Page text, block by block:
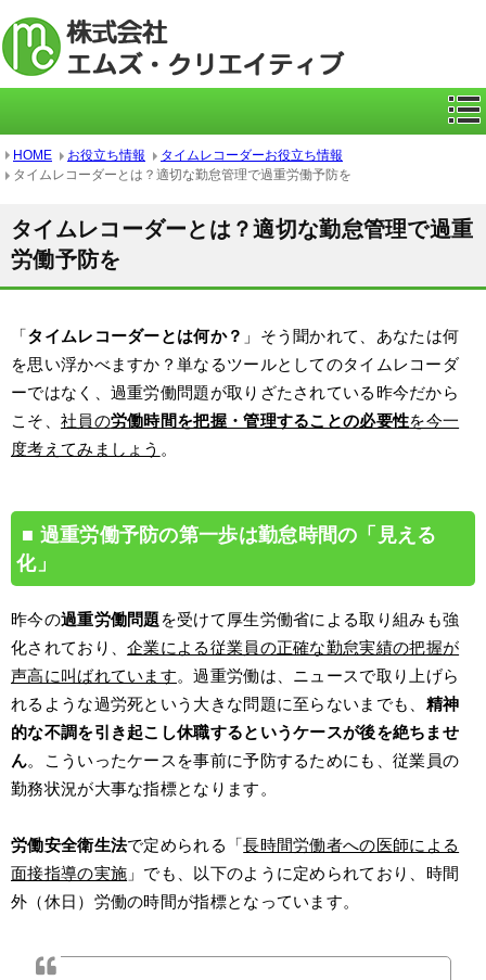
HOME お役立ち情報
タイムレコーダーお役立ち情報
タイムレコーダーとは？適切な勤怠管理で過重労働予防を
タイムレコーダーとは？適切な勤怠管理で過重
労働予防を
「タイムレコーダーとは何か？ 」そう聞かれて、あなたは何
を思い浮かべますか？単なるツールとしてのタイムレコーダ
ーではなく、過重労働問題が取りざたされている昨今だから
こそ、 社員の労働時間を把握・管理することの必要性を今一
度考えてみましょう 。
過重労働予防の第一歩は勤怠時間の「見える
化」
昨今の過重労働問題 を受けて厚生労働省による取り組みも強
化されており、企業による従業員の正確な勤怠実績の把握が
声高に叫ばれています。過重労働は、ニュースで取り上げら
れるような過労死という大きな問題に至らないまでも、 精神
的な不調を引き起こし休職するというケースが後を絶ちませ
ん。こういったケースを事前に予防するためにも、従業員の
勤務状況が大事な指標となります。
労働安全衛生法で定められる「長時間労働者への医師による
面接指導の実施 」でも、以下のように定められており、時間
外（休日）労働の時間が指標となっています。